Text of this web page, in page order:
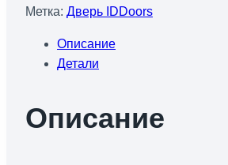
Метка: Дверь IDDoors
Описание
Детали
Описание